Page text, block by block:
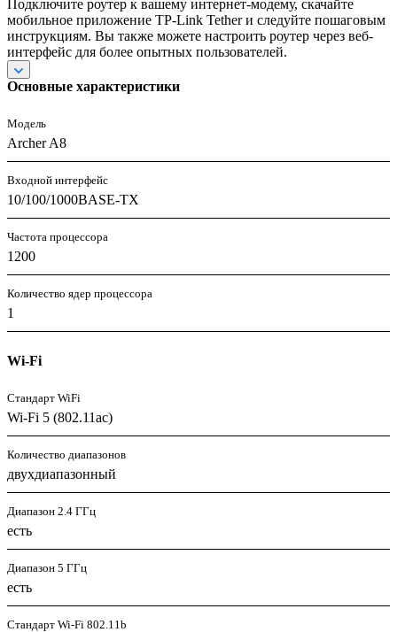
Подключите роутер к вашему интернет-модему, скачайте
мобильное приложение TP-Link Tether и следуйте пошаговым
инструкциям. Вы также можете настроить роутер через веб-
интерфейс для более опытных пользователей.
Основные характеристики
Модель
Archer A8
Входной интерфейс
10/100/1000BASE-TX
Частота процессора
1200
Количество ядер процессора
1
Wi-Fi
Стандарт WiFi
Wi-Fi 5 (802.11ac)
Количество диапазонов
двухдиапазонный
Диапазон 2.4 ГГц
есть
Диапазон 5 ГГц
есть
Стандарт Wi-Fi 802.11b